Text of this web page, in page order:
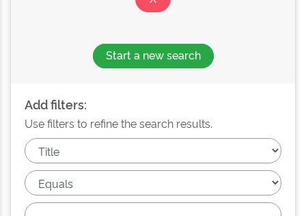
Start a new search
Add filters:
Use filters to refine the search results.